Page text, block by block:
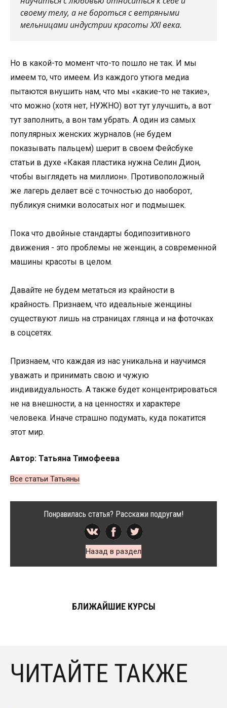
своему телу, а не бороться с ветряными
мельницами индустрии красоты XXI века.
Но в какой-то момент что-то пошло не так. И мы
имеем то, что имеем. Из каждого утюга медиа
пытаются внушить нам, что мы «какие-то не такие»,
что можно (хотя нет, НУЖНО) вот тут улучшить, а вот
тут заполнить, а вон там убрать. А один из самых
популярных женских журналов (не будем
показывать пальцем) шерит в своем Фейсбуке
статьи в духе «Какая пластика нужна Селин Дион,
чтобы выглядеть на миллион». Противоположный
же лагерь делает всё с точностью до наоборот,
публикуя снимки волосатых ног и подмышек.
Пока что двойные стандарты бодипозитивного
движения - это проблемы не женщин, а современной
машины красоты в целом.
Давайте не будем метаться из крайности в
крайность. Признаем, что идеальные женщины
существуют лишь на страницах глянца и на фоточках
в соцсетях.
Признаем, что каждая из нас уникальна и научимся
уважать и принимать свою и чужую
индивидуальность. А также будет концентрироваться
не на внешности, а на ценностях и характере
человека. Иначе страшно подумать, куда покатится
этот мир.
Автор: Татьяна Тимофеева
Все статьи Татьяны
Понравилась статья? Расскажи подругам!
Назад в раздел
БЛИЖАЙШИЕ КУРСЫ
ЧИТАЙТЕ ТАКЖЕ